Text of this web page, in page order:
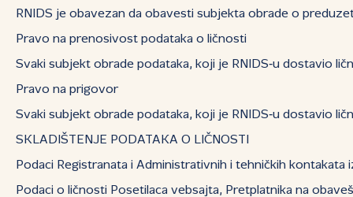
RNIDS je obavezan da obavesti subjekta obrade o
Pravo na prenosivost podataka o ličnosti
Svaki subjekt obrade podataka, koji je RNIDS‑u dostavio
Pravo na prigovor
Svaki subjekt obrade podataka, koji je RNIDS‑u dostavio
SKLADIŠTENJE PODATAKA O LIČNOSTI
Podaci Registranata i Administrativnih i tehničkih kontakata
Podaci o ličnosti Posetilaca vebsajta, Pretplatnika na